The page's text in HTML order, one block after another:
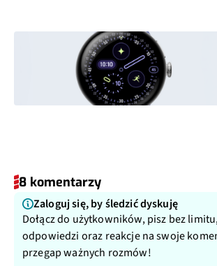
8 komentarzy
Zaloguj się, by śledzić dyskuję
Dołącz do użytkowników, pisz bez
odpowiedzi oraz reakcje na swoje
przegap ważnych rozmów!